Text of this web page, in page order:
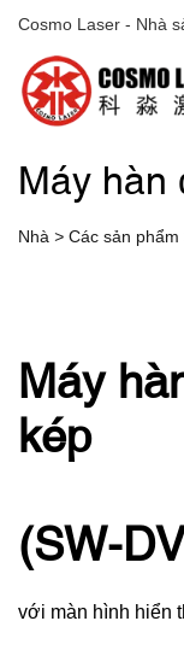
Cosmo Laser - Nhà
Máy hàn
Nhà > Các sản phẩm
Máy
kép
(SW-
với màn hình hiển